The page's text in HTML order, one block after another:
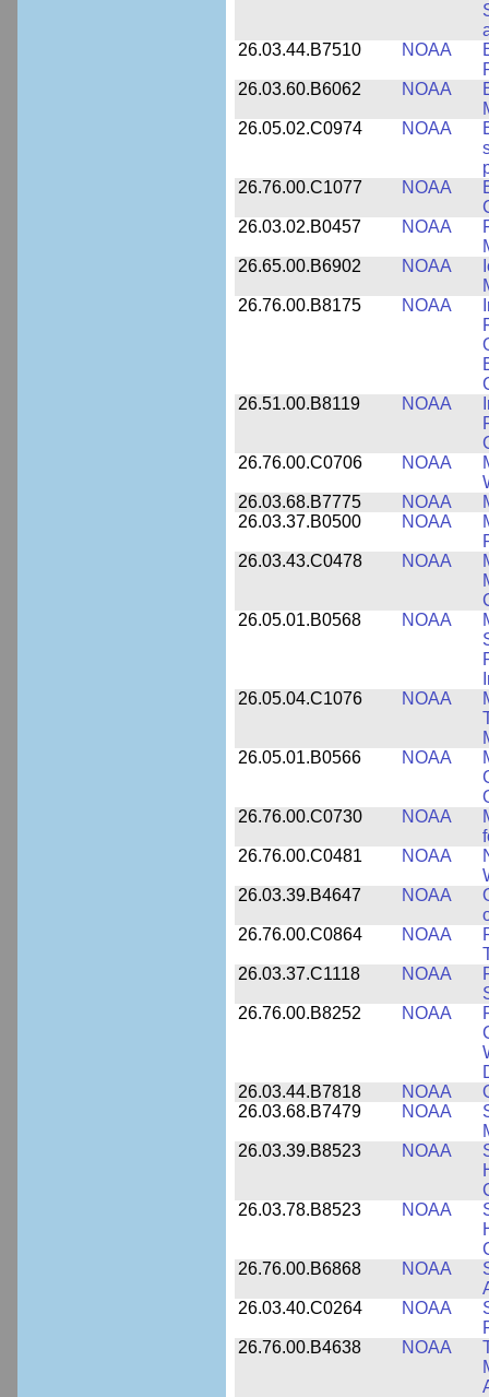
26.03.44.B7510
NOAA
26.03.60.B6062
NOAA
26.05.02.C0974
NOAA
26.76.00.C1077
NOAA
26.03.02.B0457
NOAA
26.65.00.B6902
NOAA
26.76.00.B8175
NOAA
26.51.00.B8119
NOAA
26.76.00.C0706
NOAA
26.03.68.B7775
NOAA
26.03.37.B0500
NOAA
26.03.43.C0478
NOAA
26.05.01.B0568
NOAA
26.05.04.C1076
NOAA
26.05.01.B0566
NOAA
26.76.00.C0730
NOAA
26.76.00.C0481
NOAA
26.03.39.B4647
NOAA
26.76.00.C0864
NOAA
26.03.37.C1118
NOAA
26.76.00.B8252
NOAA
26.03.44.B7818
NOAA
26.03.68.B7479
NOAA
26.03.39.B8523
NOAA
26.03.78.B8523
NOAA
26.76.00.B6868
NOAA
26.03.40.C0264
NOAA
26.76.00.B4638
NOAA